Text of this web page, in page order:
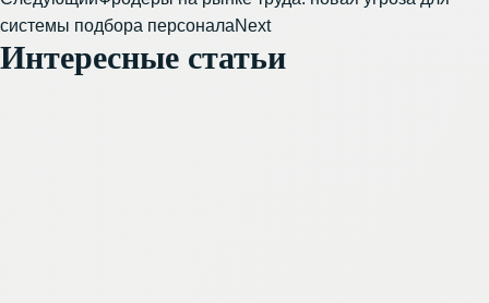
системы подбора персоналаNext
Интересные статьи